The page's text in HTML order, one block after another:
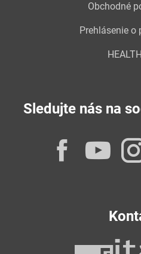
Obchodné
Prehlásenie o
Sledujte nás na